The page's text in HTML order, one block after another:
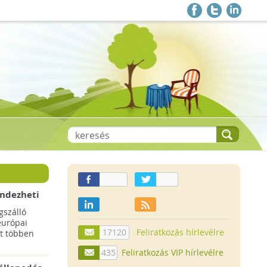
többen
17120
Feliratkozás hírlevélre
435
Feliratkozás VIP hírlevélre